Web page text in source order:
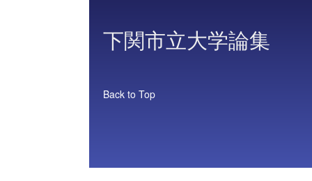
下関市立大学論集
Back to Top